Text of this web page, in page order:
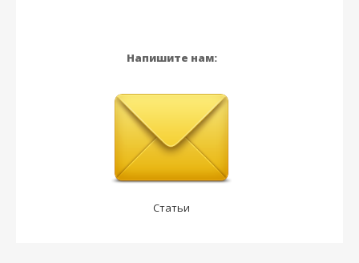
Напишите нам:
Статьи